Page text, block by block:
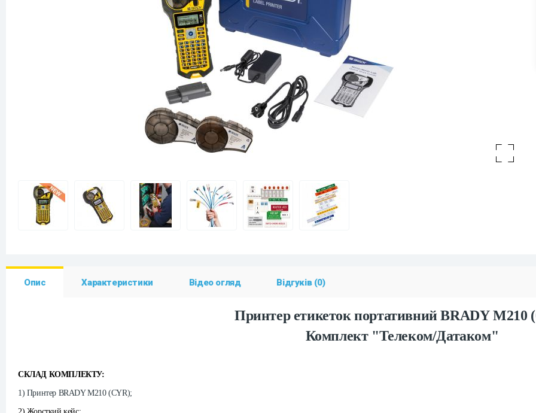
Опис Характеристики Відео огляд Відгуків (0)
Принтер етикеток портативний BRADY M210
Комплект "Телеком/Датаком"
СКЛАД КОМПЛЕКТУ:
1) Принтер BRADY M210 (CYR);